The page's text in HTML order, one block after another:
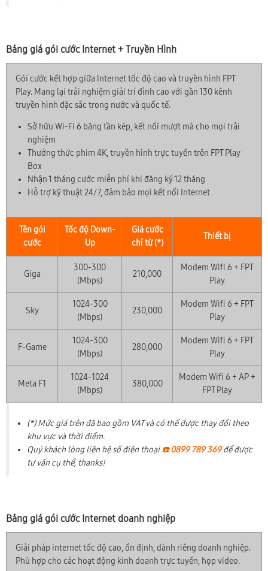
Bảng giá gói cước Internet + Truyền Hình
Gói cước kết hợp giữa Internet tốc độ cao và truyền hình FPT
Play. Mang lại trải nghiệm giải trí đỉnh cao với gần 130 kênh
truyền hình đặc sắc trong nước và quốc tế.
Sở hữu Wi-Fi 6 băng tần kép, kết nối mượt mà cho mọi trải
nghiệm
Thưởng thức phim 4K, truyền hình trực tuyến trên FPT Play
Box
Nhận 1 tháng cước miễn phí khi đăng ký 12 tháng
Hỗ trợ kỹ thuật 24/7, đảm bảo mọi kết nối Internet
Tên gói
cước
Tốc độ Down-
Up
Giá cước
chỉ từ (*)
Thiết bị
Giga
300-300
(Mbps)
210,000
Modem Wifi 6 + FPT
Play
Sky
1024-300
(Mbps)
230,000
Modem Wifi 6 + FPT
Play
F-Game
1024-300
(Mbps)
280,000
Modem Wifi 6 + FPT
Play
Meta F1
1024-1024
(Mbps)
380,000
Modem Wifi 6 + AP +
FPT Play
(*) Mức giá trên đã bao gồm VAT và có thể được thay đổi theo
khu vực và thời điểm.
Quý khách lòng liên hệ số điện thoại☎️ 0899 789 369để được
tư vấn cụ thể, thanks!
Bảng giá gói cước Internet doanh nghiệp
Giải pháp internet tốc độ cao, ổn định, dành riêng doanh nghiệp.
Phù hợp cho các hoạt động kinh doanh trực tuyến, họp video.